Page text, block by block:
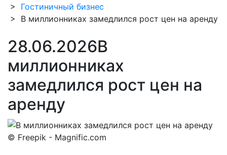
> Гостиничный бизнес
> В миллионниках замедлился рост цен на аренду
28.06.2026В
миллионниках
замедлился рост цен на
аренду
© Freepik - Magnific.com